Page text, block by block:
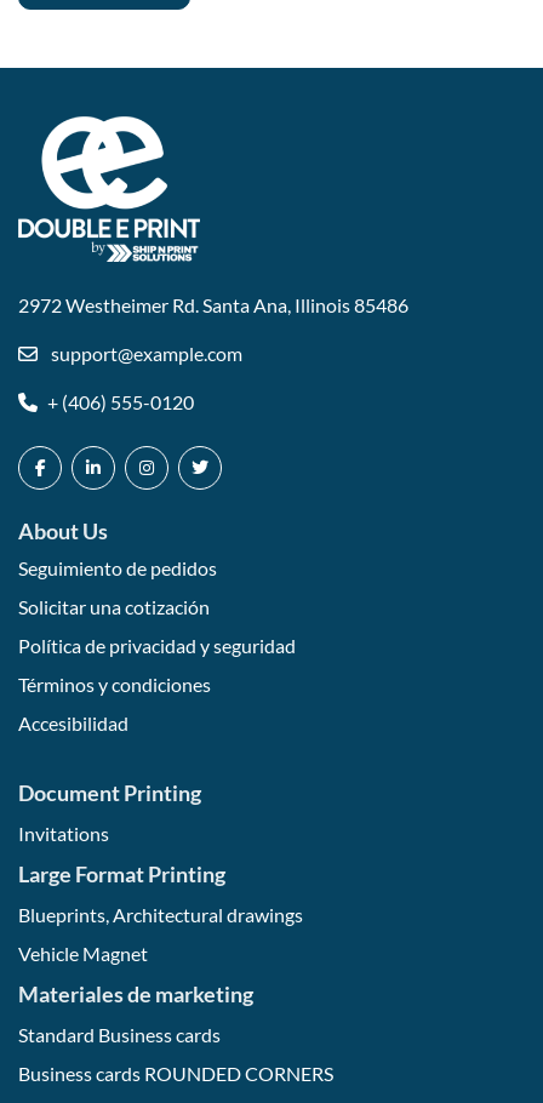
2972 Westheimer Rd. Santa Ana, Illinois 85486
support@example.com
+ (406) 555-0120
About Us
Seguimiento de pedidos
Solicitar una cotización
Política de privacidad y seguridad
Términos y condiciones
Accesibilidad
Document Printing
Invitations
Large Format Printing
Blueprints, Architectural drawings
Vehicle Magnet
Materiales de marketing
Standard Business cards
Business cards ROUNDED CORNERS